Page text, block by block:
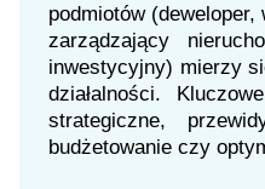
podmiotów (deweloper,
zarządzający
inwestycyjny) mierzy
działalności.
strategiczne,
budżetowanie czy